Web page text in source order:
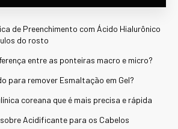
de Preenchimento com Ácido Hialurônico
do rosto
entre as ponteiras macro e micro?
para remover Esmaltação em Gel?
coreana que é mais precisa e rápida
Acidificante para os Cabelos